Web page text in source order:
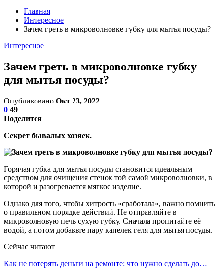
Главная
Интересное
Зачем греть в микроволновке губку для мытья посуды?
Интересное
Зачем греть в микроволновке губку
для мытья посуды?
Опубликовано Окт 23, 2022
0 49
Поделится
Секрет бывалых хозяек.
Горячая губка для мытья посуды становится идеальным
средством для очищения стенок той самой микроволновки, в
которой и разогревается мягкое изделие.
Однако для того, чтобы хитрость «сработала», важно помнить
о правильном порядке действий. Не отправляйте в
микроволновую печь сухую губку. Сначала пропитайте её
водой, а потом добавьте пару капелек геля для мытья посуды.
Сейчас читают
Как не потерять деньги на ремонте: что нужно сделать до…